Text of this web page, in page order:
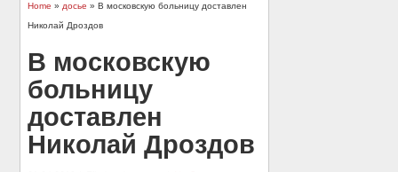
Home »досье » В московскую больницу доставлен
Николай Дроздов
В московскую
больницу
доставлен
Николай Дроздов